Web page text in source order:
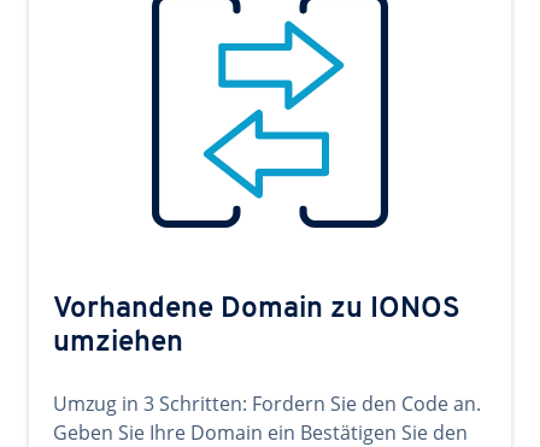
Vorhandene Domain zu IONOS
umziehen
Umzug in 3 Schritten: Fordern Sie den Code an.
Geben Sie Ihre Domain ein Bestätigen Sie den